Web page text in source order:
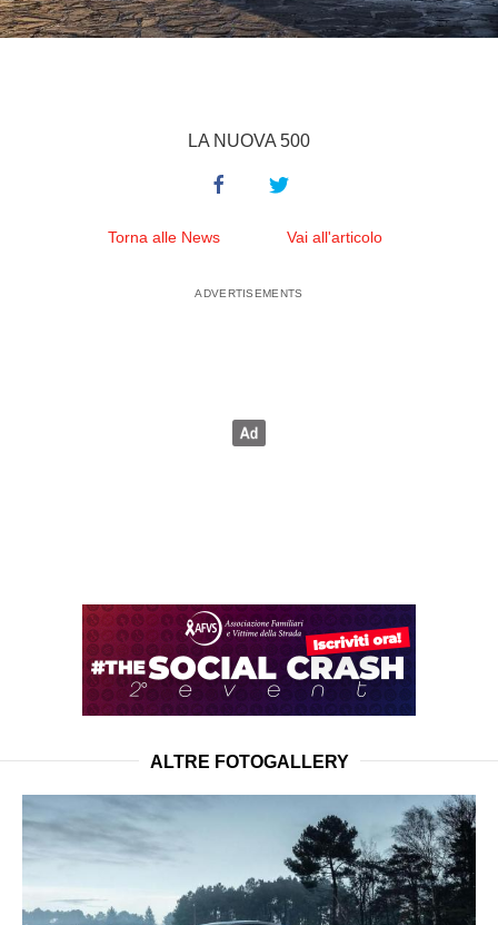
LA NUOVA 500
Torna alle News Vai all'articolo
ALTRE FOTOGALLERY